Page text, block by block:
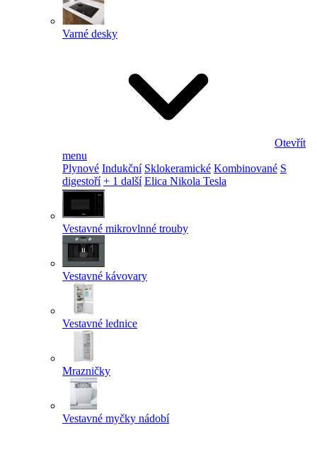
Varné desky
Otevřít
menu
Plynové Indukční Sklokeramické Kombinované S
digestoří + 1 další Elica Nikola Tesla
Vestavné mikrovlnné trouby
Vestavné kávovary
Vestavné lednice
Mrazničky
Vestavné myčky nádobí